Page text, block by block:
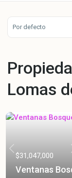
Por defecto
Lomas
Previous
$31,047,000
Ventanas